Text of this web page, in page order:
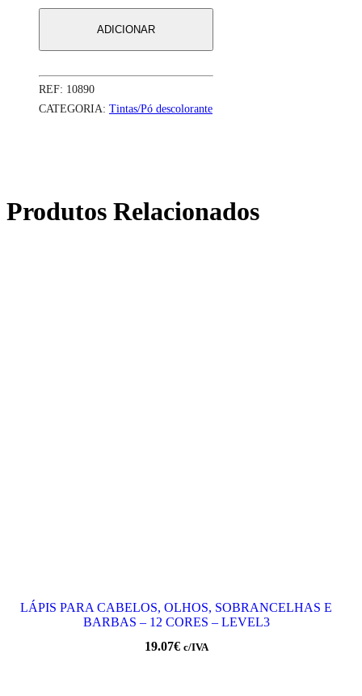
ADICIONAR
REF: 10890
CATEGORIA: Tintas/Pó descolorante
Produtos Relacionados
LÁPIS PARA CABELOS, OLHOS, SOBRANCELHAS E
BARBAS – 12 CORES – LEVEL3
19.07€ c/IVA